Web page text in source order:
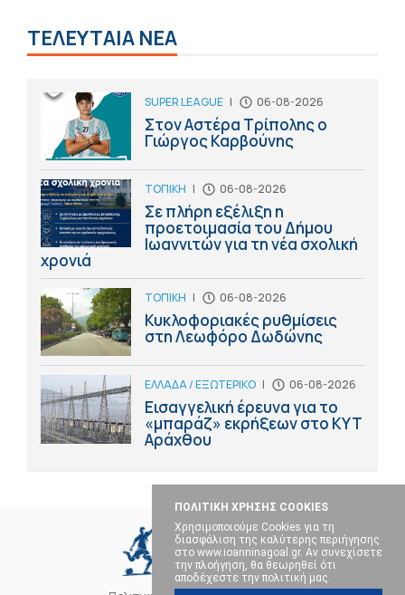
ΠΟΛΙΤΙΚΗ ΧΡΗΣΗΣ COOKIES
Χρησιμοποιούμε Cookies για τη
διασφάλιση της καλύτερης περιήγησης
στο www.ioanninagoal.gr. Αν συνεχίσετε
την πλοήγηση, θα θεωρηθεί ότι
αποδέχεστε την πολιτική μας.
ΤΕΛΕΥΤΑΙΑ ΝΕΑ
SUPER LEAGUE | 06-08-2026
Στον Αστέρα Τρίπολης ο
Γιώργος Καρβούνης
ΤΟΠΙΚΗ | 06-08-2026
Σε πλήρη εξέλιξη η
προετοιμασία του Δήμου
Ιωαννιτών για τη νέα σχολική
χρονιά
ΤΟΠΙΚΗ | 06-08-2026
Κυκλοφοριακές ρυθμίσεις
στη Λεωφόρο Δωδώνης
ΕΛΛΑΔΑ / ΕΞΩΤΕΡΙΚΟ | 06-08-2026
Εισαγγελική έρευνα για το
«μπαράζ» εκρήξεων στο ΚΥΤ
Αράχθου